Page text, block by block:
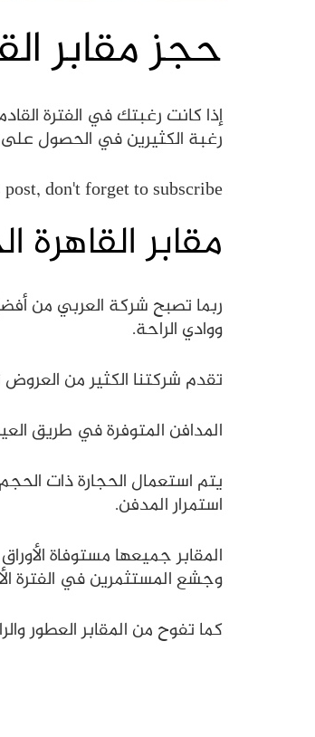
حجز مقابر
رغبة الكثيرين في الحصول
don't forget to subscribe!
مقابر
ربما تصبح شركة العربي من
ووادي الراحة.
تقدم شركتنا الكثير من
المدافن المتوفرة في طريق
يتم استعمال الحجارة ذات
استمرار المدفن.
المقابر جميعها مستوفاة
وجشع المستثمرين في الفترة
كما تفوح من المقابر العطور